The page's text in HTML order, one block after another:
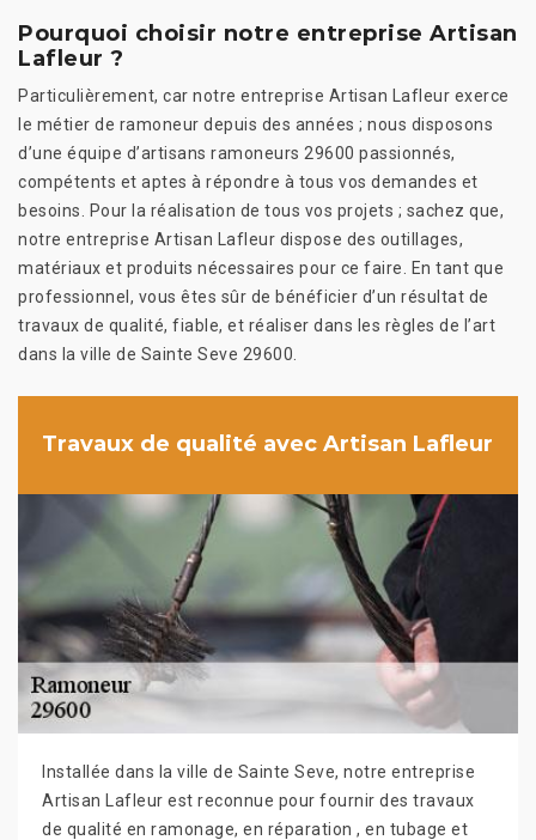
Pourquoi choisir notre entreprise Artisan
Lafleur ?
Particulièrement, car notre entreprise Artisan Lafleur exerce
le métier de ramoneur depuis des années ; nous disposons
d’une équipe d’artisans ramoneurs 29600 passionnés,
compétents et aptes à répondre à tous vos demandes et
besoins. Pour la réalisation de tous vos projets ; sachez que,
notre entreprise Artisan Lafleur dispose des outillages,
matériaux et produits nécessaires pour ce faire. En tant que
professionnel, vous êtes sûr de bénéficier d’un résultat de
travaux de qualité, fiable, et réaliser dans les règles de l’art
dans la ville de Sainte Seve 29600.
Travaux de qualité avec Artisan Lafleur
Installée dans la ville de Sainte Seve, notre entreprise
Artisan Lafleur est reconnue pour fournir des travaux
de qualité en ramonage, en réparation , en tubage et